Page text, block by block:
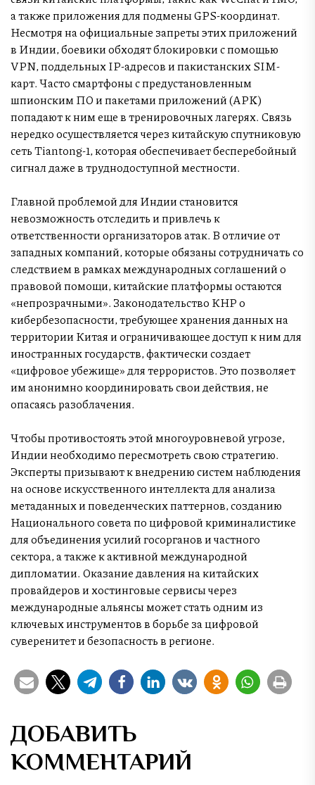
а также приложения для подмены GPS-координат.
Несмотря на официальные запреты этих приложений
в Индии, боевики обходят блокировки с помощью
VPN, поддельных IP-адресов и пакистанских SIM-
карт. Часто смартфоны с предустановленным
шпионским ПО и пакетами приложений (APK)
попадают к ним еще в тренировочных лагерях. Связь
нередко осуществляется через китайскую спутниковую
сеть Tiantong-1, которая обеспечивает бесперебойный
сигнал даже в труднодоступной местности.
Главной проблемой для Индии становится
невозможность отследить и привлечь к
ответственности организаторов атак. В отличие от
западных компаний, которые обязаны сотрудничать со
следствием в рамках международных соглашений о
правовой помощи, китайские платформы остаются
«непрозрачными». Законодательство КНР о
кибербезопасности, требующее хранения данных на
территории Китая и ограничивающее доступ к ним для
иностранных государств, фактически создает
«цифровое убежище» для террористов. Это позволяет
им анонимно координировать свои действия, не
опасаясь разоблачения.
Чтобы противостоять этой многоуровневой угрозе,
Индии необходимо пересмотреть свою стратегию.
Эксперты призывают к внедрению систем наблюдения
на основе искусственного интеллекта для анализа
метаданных и поведенческих паттернов, созданию
Национального совета по цифровой криминалистике
для объединения усилий госорганов и частного
сектора, а также к активной международной
дипломатии. Оказание давления на китайских
провайдеров и хостинговые сервисы через
международные альянсы может стать одним из
ключевых инструментов в борьбе за цифровой
суверенитет и безопасность в регионе.
ДОБАВИТЬ
КОММЕНТАРИЙ